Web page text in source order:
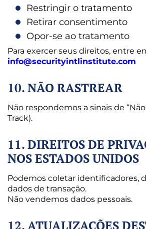
Restringir o tratamento
Retirar consentimento
Opor-se ao tratamento
Para exercer seus direitos, entre
info@securityintlinstitute.com
10. NÃO RASTREAR
Não respondemos a sinais de
Track).
11. DIREITOS DE
NOS ESTADOS UNIDOS
Podemos coletar identificadores,
dados de transação.
Não vendemos dados pessoais.
12. ATUALIZAÇÕES